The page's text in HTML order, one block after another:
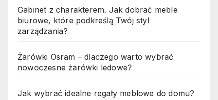
Gabinet z charakterem. Jak dobrać meble
biurowe, które podkreślą Twój styl
zarządzania?
Żarówki Osram – dlaczego warto wybrać
nowoczesne żarówki ledowe?
Jak wybrać idealne regały meblowe do domu?